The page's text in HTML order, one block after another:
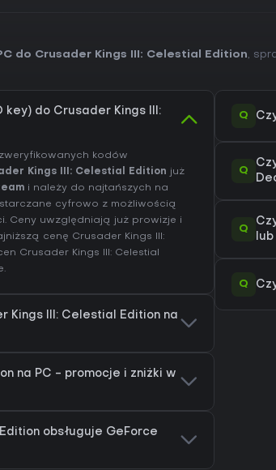
do Crusader Kings III: Celestial Edition,
do Crusader Kings III:
kodów
Kings III: Celestial Edition już
i należy do najtańszych na
cyfrowo z możliwością
Ceny uwzględniają już prowizje i
cenę Crusader Kings III:
Crusader Kings III: Celestial
Kings III: Celestial Edition na
na PC - promocje i zniżki w
obsługuje GeForce
Q
Q
Q
Q